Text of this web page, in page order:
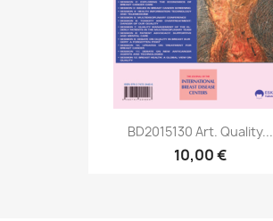
BD2015130 Art. Quality...
10,00 €